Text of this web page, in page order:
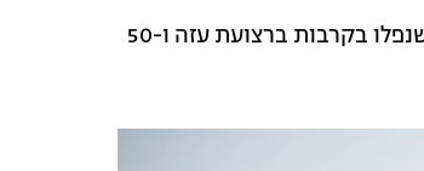
מתחילת המלחמה פורסמו שמותיהם של 870 חללי צה"ל, בהם 427 לוחמים שנפלו בקרבות ברצועת עזה ו-50